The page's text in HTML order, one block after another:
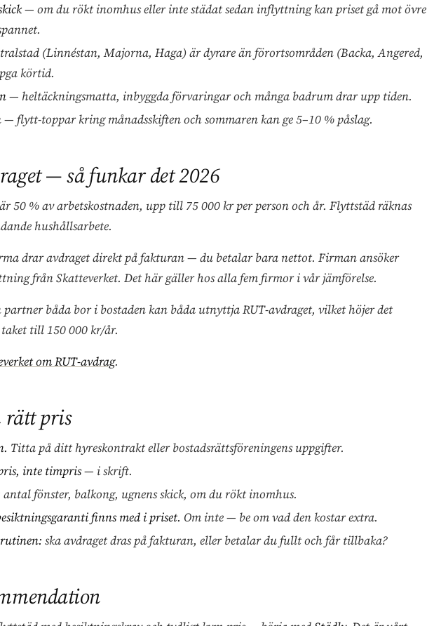
— om du rökt inomhus eller inte städat sedan inflyttning kan priset gå mot övre
(Linnéstan, Majorna, Haga) är dyrare än förortsområden (Backa, Angered,
körtid.
— heltäckningsmatta, inbyggda förvaringar och många badrum drar upp tiden.
— flytt-toppar kring månadsskiften och sommaren kan ge 5–10 % påslag.
— så funkar det 2026
50 % av arbetskostnaden, upp till 75 000 kr per person och år. Flyttstäd räknas
hushållsarbete.
drar avdraget direkt på fakturan — du betalar bara nettot. Firman ansöker
från Skatteverket. Det här gäller hos alla fem firmor i vår jämförelse.
partner båda bor i bostaden kan båda utnyttja RUT-avdraget, vilket höjer det
till 150 000 kr/år.
om RUT-avdrag.
rätt pris
Titta på ditt hyreskontrakt eller bostadsrättsföreningens uppgifter.
inte timpris— i skrift.
antal fönster, balkong, ugnens skick, om du rökt inomhus.
finns med i priset. Om inte — be om vad den kostar extra.
ska avdraget dras på fakturan, eller betalar du fullt och får tillbaka?